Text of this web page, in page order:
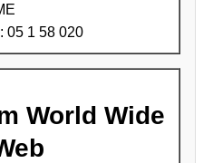
: 05 1 58 020
World Wide